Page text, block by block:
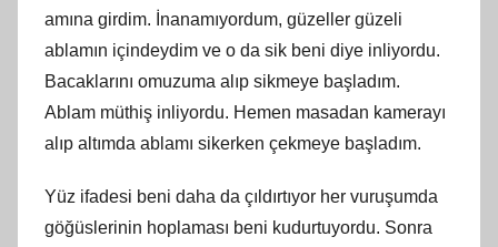
amına girdim. İnanamıyordum, güzeller güzeli
ablamın içindeydim ve o da sik beni diye inliyordu.
Bacaklarını omuzuma alıp sikmeye başladım.
Ablam müthiş inliyordu. Hemen masadan kamerayı
alıp altımda ablamı sikerken çekmeye başladım.
Yüz ifadesi beni daha da çıldırtıyor her vuruşumda
göğüslerinin hoplaması beni kudurtuyordu. Sonra